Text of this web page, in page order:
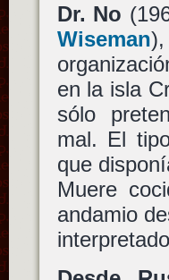
Dr. No
Wiseman
en la isla
sólo
mal. El
que
Muere
andamio